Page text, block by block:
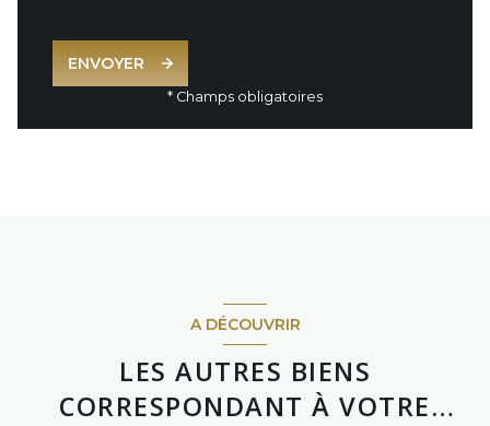
ENVOYER
* Champs obligatoires
A DÉCOUVRIR
LES AUTRES BIENS
CORRESPONDANT À VOTRE